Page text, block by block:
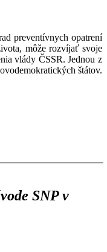
preventívnych opatrení
môže rozvíjať svoje
vlády ČSSR. Jednou z
štátov.
SNP v